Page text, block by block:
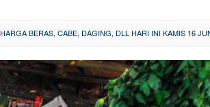
HARGA BERAS, CABE, DAGING, DLL HARI INI KAMIS 16